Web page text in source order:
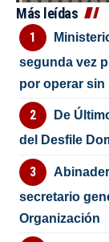
Más leídas
segunda vez
por operar sin
De
del Desfile
secretario
Organización